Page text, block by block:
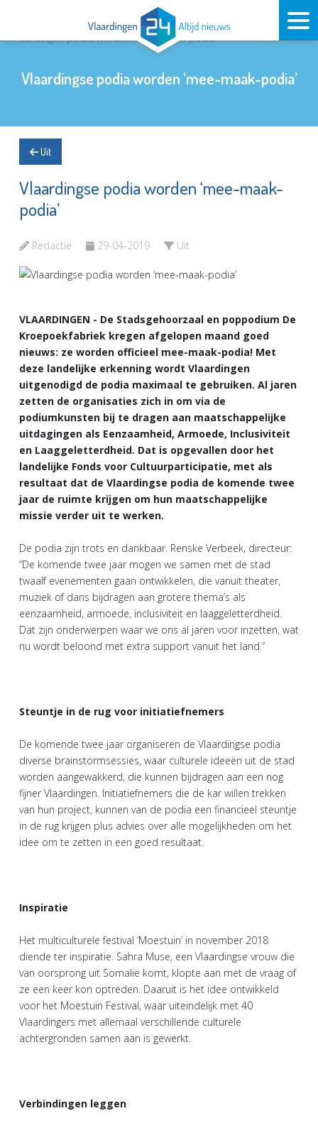
Vlaardingse podia worden ‘mee-maak-podia’
Uit
Vlaardingse podia worden ‘mee-maak-
podia’
Redactie 29-04-2019 Uit
VLAARDINGEN - De Stadsgehoorzaal en poppodium De
Kroepoekfabriek kregen afgelopen maand goed
nieuws: ze worden officieel mee-maak-podia! Met
deze landelijke erkenning wordt Vlaardingen
uitgenodigd de podia maximaal te gebruiken. Al jaren
zetten de organisaties zich in om via de
podiumkunsten bij te dragen aan maatschappelijke
uitdagingen als Eenzaamheid, Armoede, Inclusiviteit
en Laaggeletterdheid. Dat is opgevallen door het
landelijke Fonds voor Cultuurparticipatie, met als
resultaat dat de Vlaardingse podia de komende twee
jaar de ruimte krijgen om hun maatschappelijke
missie verder uit te werken.
De podia zijn trots en dankbaar. Renske Verbeek, directeur:
“De komende twee jaar mogen we samen met de stad
twaalf evenementen gaan ontwikkelen, die vanuit theater,
muziek of dans bijdragen aan grotere thema’s als
eenzaamheid, armoede, inclusiviteit en laaggeletterdheid.
Dat zijn onderwerpen waar we ons al jaren voor inzetten, wat
nu wordt beloond met extra support vanuit het land.”
Steuntje in de rug voor initiatiefnemers
De komende twee jaar organiseren de Vlaardingse podia
diverse brainstormsessies, waar culturele ideeën uit de stad
worden aangewakkerd, die kunnen bijdragen aan een nog
fijner Vlaardingen. Initiatiefnemers die de kar willen trekken
van hun project, kunnen van de podia een financieel steuntje
in de rug krijgen plus advies over alle mogelijkheden om het
idee om te zetten in een goed resultaat.
Inspiratie
Het multiculturele festival ‘Moestuin’ in november 2018
diende ter inspiratie. Sahra Muse, een Vlaardingse vrouw die
van oorsprong uit Somalië komt, klopte aan met de vraag of
ze een keer kon optreden. Daaruit is het idee ontwikkeld
voor het Moestuin Festival, waar uiteindelijk met 40
Vlaardingers met allemaal verschillende culturele
achtergronden samen aan is gewerkt.
Verbindingen leggen